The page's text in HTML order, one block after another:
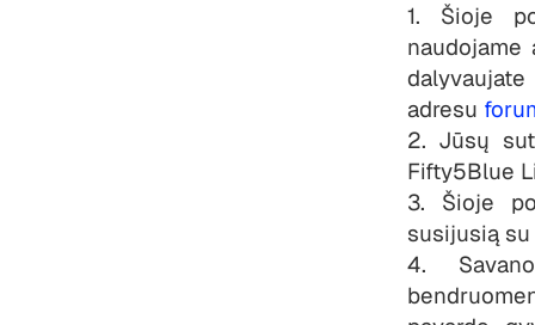
1. Šioje
adresu
2. Jūsų
Fifty5Blue
3. Šioje
susijusią
4.